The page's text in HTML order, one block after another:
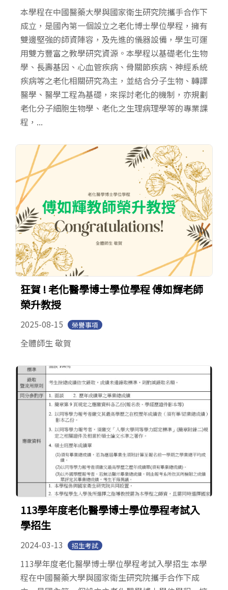
本學程在中國醫藥大學與國家衛生研究院攜手合作下
成立，是國內第一個設立之老化博士學位學程，擁有
雙邊堅強的師資陣容，及先進的儀器設備，學生可運
用雙方豐富之教學研究資源。本學程以基礎老化生物
學、長壽基因、心血管疾病、骨關節疾病、神經系統
疾病等之老化相關研究為主，並結合分子生物、轉譯
醫學、醫學工程為基礎，來探討老化的機制，亦規劃
老化分子細胞生物學、老化之生理病理學等的專業課
程，...
狂賀 ! 老化醫學博士學位學程 傅如輝老師
榮升教授
2025-08-15 榮譽事項
全體師生 敬賀
113學年度老化醫學博士學位學程考試入
學招生
2024-03-13 招生考試
113學年度老化醫學博士學位學程考試入學招生 本學
程在中國醫藥大學與國家衛生研究院攜手合作下成